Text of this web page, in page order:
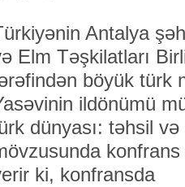
Antalya
Elm Təşkilatları
böyük türk
ildönümü
dünyası: təhsil və
ki, konfransda